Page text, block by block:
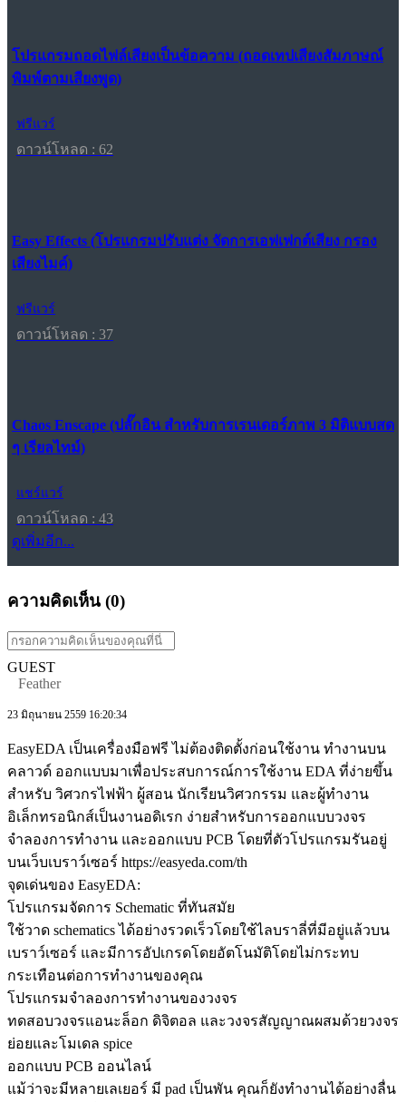
โปรแกรมถอดไฟล์เสียงเป็นข้อความ (ถอดเทปเสียงสัมภาษณ์
พิมพ์ตามเสียงพูด)
ฟรีแวร์
ดาวน์โหลด : 62
Easy Effects (โปรแกรมปรับแต่ง จัดการเอฟเฟกต์เสียง กรอง
เสียงไมค์)
ฟรีแวร์
ดาวน์โหลด : 37
Chaos Enscape (ปลั๊กอิน สำหรับการเรนเดอร์ภาพ 3 มิติแบบสด
ๆ เรียลไทม์)
แชร์แวร์
ดาวน์โหลด : 43
ดูเพิ่มอีก...
ความคิดเห็น (0)
GUEST
Feather
23 มิถุนายน 2559 16:20:34
EasyEDA เป็นเครื่องมือฟรี ไม่ต้องติดตั้งก่อนใช้งาน ทำงานบน
คลาวด์ ออกแบบมาเพื่อประสบการณ์การใช้งาน EDA ที่ง่ายขึ้น
สำหรับ วิศวกรไฟฟ้า ผู้สอน นักเรียนวิศวกรรม และผู้ทำงาน
อิเล็กทรอนิกส์เป็นงานอดิเรก ง่ายสำหรับการออกแบบวงจร
จำลองการทำงาน และออกแบบ PCB โดยที่ตัวโปรแกรมรันอยู่
บนเว็บเบราว์เซอร์ https://easyeda.com/th
จุดเด่นของ EasyEDA:
โปรแกรมจัดการ Schematic ที่ทันสมัย
ใช้วาด schematics ได้อย่างรวดเร็วโดยใช้ไลบราลี่ที่มีอยู่แล้วบน
เบราว์เซอร์ และมีการอัปเกรดโดยอัตโนมัติโดยไม่กระทบ
กระเทือนต่อการทำงานของคุณ
โปรแกรมจำลองการทำงานของวงจร
ทดสอบวงจรแอนะล็อก ดิจิตอล และวงจรสัญญาณผสมด้วยวงจร
ย่อยและโมเดล spice
ออกแบบ PCB ออนไลน์
แม้ว่าจะมีหลายเลเยอร์ มี pad เป็นพัน คุณก็ยังทำงานได้อย่างลื่น